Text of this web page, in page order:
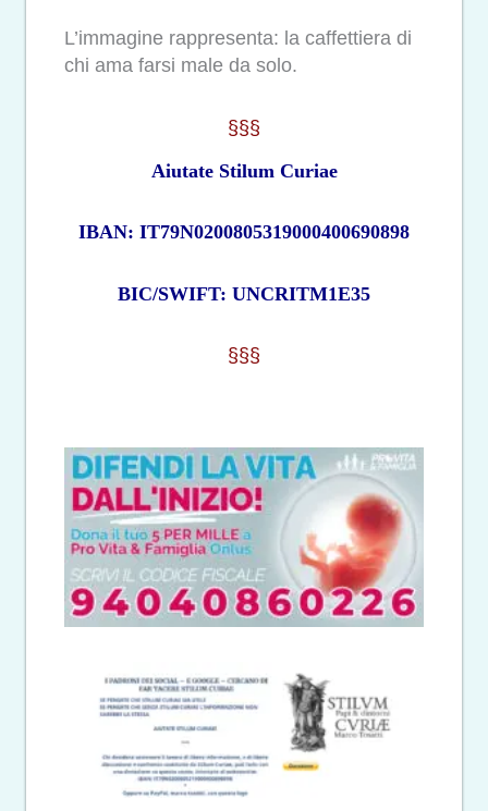
L’immagine rappresenta: la caffettiera di
chi ama farsi male da solo.
§§§
Aiutate Stilum Curiae
IBAN: IT79N0200805319000400690898
BIC/SWIFT: UNCRITM1E35
§§§